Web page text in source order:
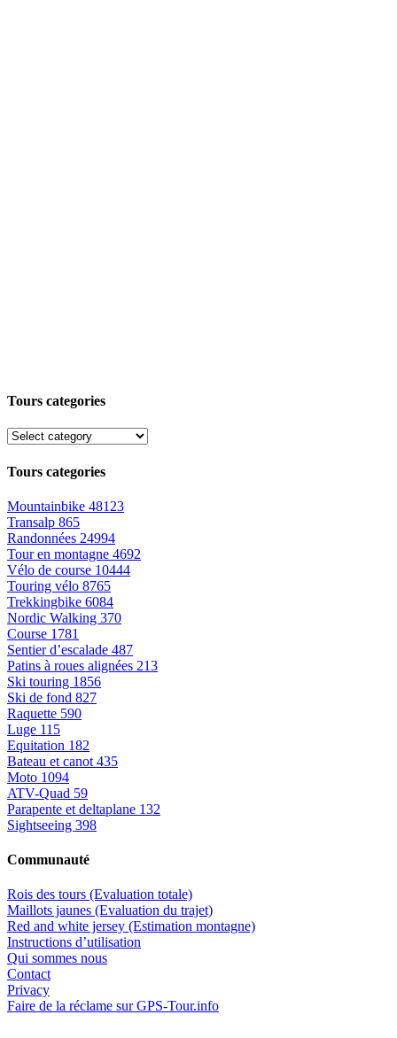
Tours categories
Tours categories
Mountainbike 48123
Transalp 865
Randonnées 24994
Tour en montagne 4692
Vélo de course 10444
Touring vélo 8765
Trekkingbike 6084
Nordic Walking 370
Course 1781
Sentier d’escalade 487
Patins à roues alignées 213
Ski touring 1856
Ski de fond 827
Raquette 590
Luge 115
Equitation 182
Bateau et canot 435
Moto 1094
ATV-Quad 59
Parapente et deltaplane 132
Sightseeing 398
Communauté
Rois des tours (Evaluation totale)
Maillots jaunes (Evaluation du trajet)
Red and white jersey (Estimation montagne)
Instructions d’utilisation
Qui sommes nous
Contact
Privacy
Faire de la réclame sur GPS-Tour.info